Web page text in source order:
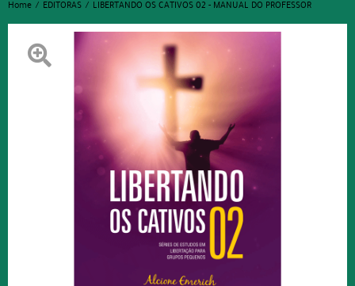
Home EDITORAS LIBERTANDO OS CATIVOS 02 - MANUAL DO PROFESSOR